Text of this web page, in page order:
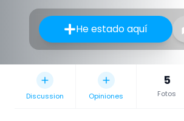
He estado aquí
Discussion Opiniones
5
Fotos